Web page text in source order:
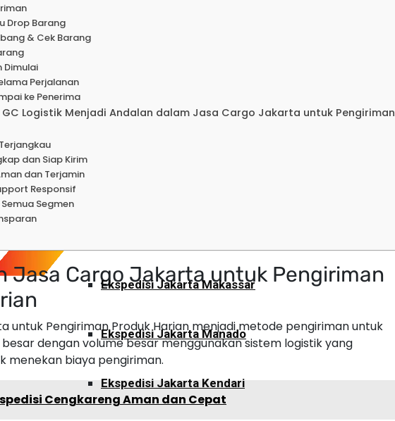
Ekspedisi Jakarta Makassar
Ekspedisi Jakarta Manado
Ekspedisi Jakarta Kendari
Drop Barang
& Cek Barang
Dimulai
Perjalanan
ke Penerima
Logistik Menjadi Andalan dalam Jasa Cargo Jakarta untuk Pengiriman
dan Siap Kirim
dan Terjamin
Responsif
Segmen
Jasa Cargo Jakarta untuk Pengiriman
untuk Pengiriman Produk Harian menjadi metode pengiriman untuk
dengan volume besar menggunakan sistem logistik yang
menekan biaya pengiriman.
Cengkareng Aman dan Cepat